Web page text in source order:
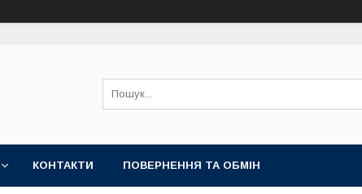
КОНТАКТИ ПОВЕРНЕННЯ ТА ОБМІН